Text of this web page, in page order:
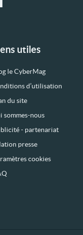
utiles
le CyberMag
d’utilisation
du site
sommes-nous
- partenariat
presse
cookies